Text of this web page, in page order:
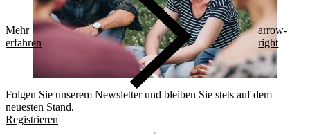
Mehr
erfahren
arrow-
right
Folgen Sie unserem Newsletter und bleiben Sie stets auf dem
neuesten Stand.
Registrieren